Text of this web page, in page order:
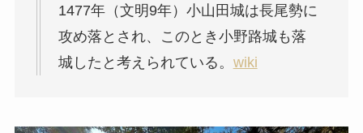
1477年（文明9年）小山田城は長尾勢に
攻め落とされ、このとき小野路城も落
城したと考えられている。 wiki